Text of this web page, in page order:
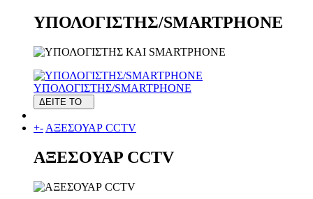
ΥΠΟΛΟΓΙΣΤΗΣ/SMARTPHONE
ΥΠΟΛΟΓΙΣΤΗΣ/SMARTPHONE
ΔΕΙΤΕ ΤΟ
+- ΑΞΕΣΟΥΑΡ CCTV
ΑΞΕΣΟΥΑΡ CCTV